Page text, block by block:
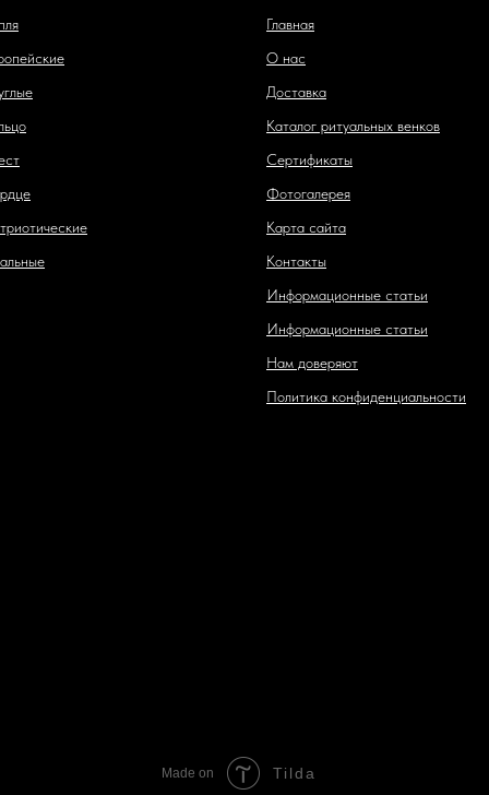
Главная
О нас
Доставка
Каталог ритуальных венков
Сертификаты
Фотогалерея
Карта сайта
Контакты
Информационные статьи
Информационные статьи
Нам доверяют
Политика конфиденциальности
Made on Tilda